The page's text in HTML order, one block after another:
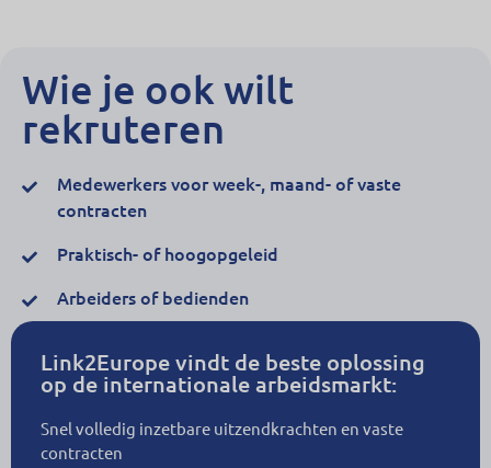
Wie je ook wilt
rekruteren
Medewerkers voor week-, maand- of vaste
contracten
Praktisch- of hoogopgeleid
Arbeiders of bedienden
Link2Europe vindt de beste oplossing
op de internationale arbeidsmarkt:
Snel volledig inzetbare uitzendkrachten en vaste
contracten